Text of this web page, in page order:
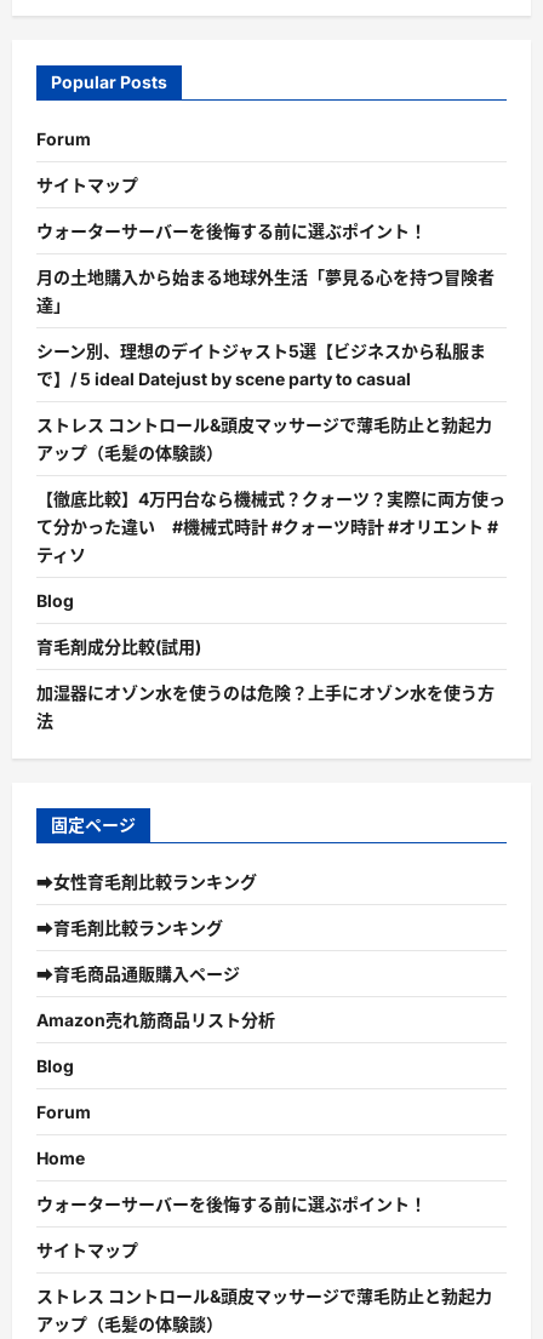
Popular Posts
Forum
サイトマップ
ウォーターサーバーを後悔する前に選ぶポイント！
月の土地購入から始まる地球外生活「夢見る心を持つ冒険者
達」
シーン別、理想のデイトジャスト5選【ビジネスから私服ま
で】/ 5 ideal Datejust by scene party to casual
ストレス コントロール&頭皮マッサージで薄毛防止と勃起力
アップ（毛髪の体験談）
【徹底比較】4万円台なら機械式？クォーツ？実際に両方使っ
て分かった違い #機械式時計 #クォーツ時計 #オリエント #
ティソ
Blog
育毛剤成分比較(試用)
加湿器にオゾン水を使うのは危険？上手にオゾン水を使う方
法
固定ページ
➡女性育毛剤比較ランキング
➡育毛剤比較ランキング
➡育毛商品通販購入ページ
Amazon売れ筋商品リスト分析
Blog
Forum
Home
ウォーターサーバーを後悔する前に選ぶポイント！
サイトマップ
ストレス コントロール&頭皮マッサージで薄毛防止と勃起力
アップ（毛髪の体験談）